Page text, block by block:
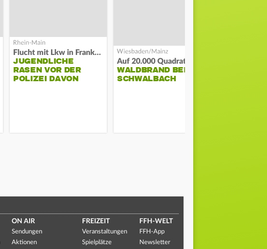
Flucht mit Lkw in Frankfurt
JUGENDLICHE
RASEN VOR DER
POLIZEI DAVON
WALDBRAND BEI BAD
SCHWALBACH
ON AIR
Sendungen
Aktionen
FREIZEIT
Veranstaltungen
Spielplätze
FFH-WELT
FFH-App
Newsletter